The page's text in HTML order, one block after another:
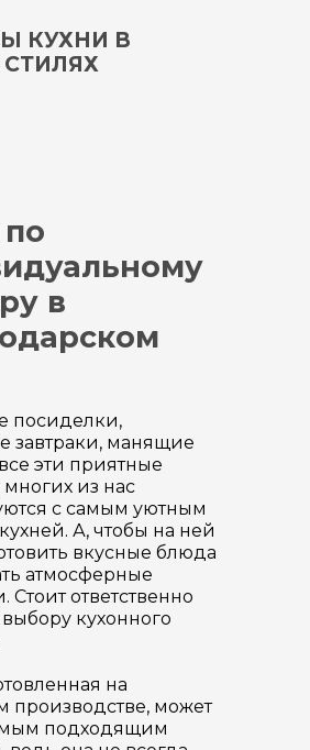
КУХНИ В
в
посиделки,
завтраки, манящие
эти приятные
из нас
с самым уютным
А, чтобы на ней
вкусные блюда
атмосферные
Стоит ответственно
кухонного
на
производстве, может
подходящим